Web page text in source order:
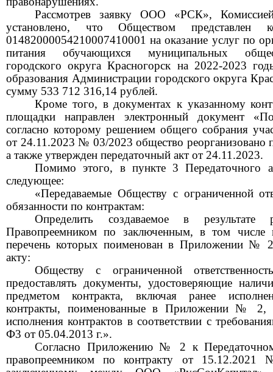
Рассмотрев заявку ООО «РСК»,
установлено, что Обществом
01482000054210007410001 на оказание услуг по
питания обучающихся муниципальных
городского округа Красногорск на 2022-2023
образования Администрации городского округа
сумму 533 712 316,14 рублей.
Кроме того, в документах к указанному
площадки направлен электронный документ
согласно которому решением общего собрания
от 24.11.2023 № 03/2023 общество
а также утвержден передаточный акт от 24.11.2023.
Помимо этого, в пункте 3 Передаточного
следующее:
«Передаваемые Обществу с ограниченной
обязанности по контрактам:
Определить создаваемое в
Правопреемником по заключенным, в том числе
перечень которых поименован в Приложении №
акту:
Обществу с ограниченной
предоставлять документы, удостоверяющие
предметом контракта, включая ранее
контракты, поименованные в Приложении № 2,
исполнения контрактов в соответствии с
Ф3 от 05.04.2013 г.».
Согласно Приложению № 2 к
правопреемником по контракту от 15.12.2021